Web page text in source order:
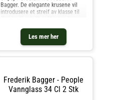
Les mer her
Bagger. De elegante krusene vil
introdusere et streif av klasse til
stykke med vakre pregede detaljer
Frederik Bagger - People
Vannglass 34 Cl 2 Stk